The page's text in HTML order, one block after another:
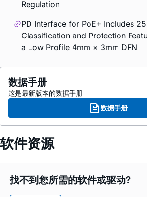
Regulation
PD Interface for PoE+ Includes
Classification and Protection
a Low Profile 4mm × 3mm DFN
数据手册
这是最新版本的数据手册
数据手册
软件资源
找不到您所需的软件或驱动?